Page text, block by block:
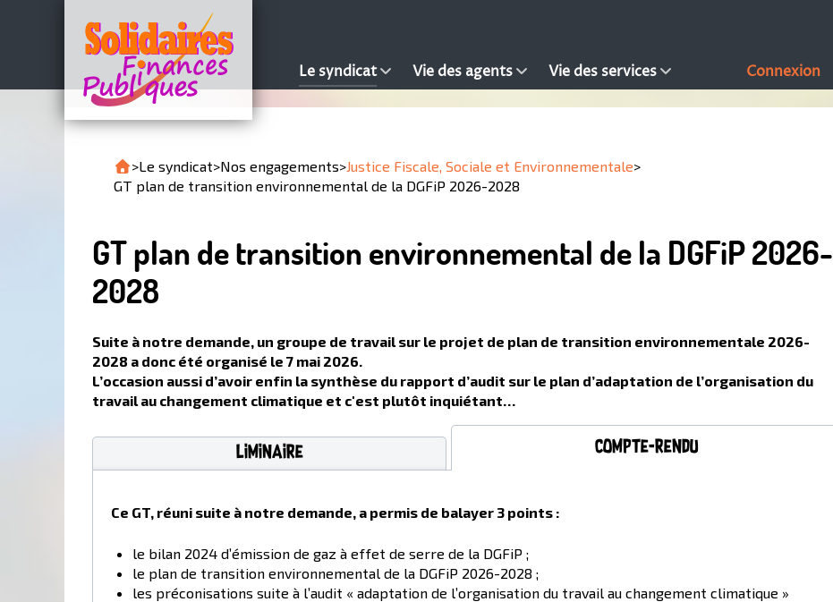
Le syndicat Vie des agents Vie des services Connexion
>Le syndicat>Nos engagements>Justice Fiscale, Sociale et Environnementale>
GT plan de transition environnemental de la DGFiP 2026-2028
GT plan de transition environnemental de la DGFiP 2026-
2028
Suite à notre demande, un groupe de travail sur le projet de plan de transition environnementale 2026-
2028 a donc été organisé le 7 mai 2026.
L’occasion aussi d’avoir enfin la synthèse du rapport d’audit sur le plan d’adaptation de l’organisation du
travail au changement climatique et c'est plutôt inquiétant…
Liminaire Compte-rendu
Ce GT, réuni suite à notre demande, a permis de balayer 3 points :
le bilan 2024 d’émission de gaz à effet de serre de la DGFiP ;
le plan de transition environnemental de la DGFiP 2026-2028 ;
les préconisations suite à l’audit « adaptation de l’organisation du travail au changement climatique »